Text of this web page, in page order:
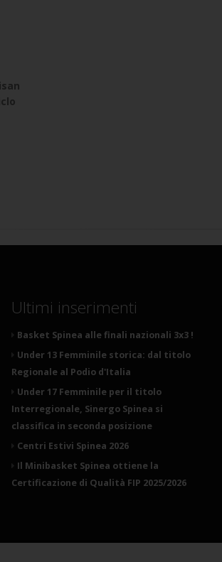
Ultimi inserimenti
Basket Spinea alle finali nazionali 3x3 !
Under 13 Femminile storica: dal titolo
Regionale al Podio d'Italia
Under 17 Femminile per il titolo
Interregionale, Sinergo Spinea si
classifica in seconda posizione
Centri Estivi Spinea 2026
Il Minibasket Spinea ottiene la
Certificazione di Qualità FIP 2025/2026